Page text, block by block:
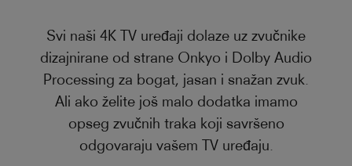
Svi naši 4K TV uređaji dolaze uz zvučnike
dizajnirane od strane Onkyo i Dolby Audio
Processing za bogat, jasan i snažan zvuk.
Ali ako želite još malo dodatka imamo
opseg zvučnih traka koji savršeno
odgovaraju vašem TV uređaju.